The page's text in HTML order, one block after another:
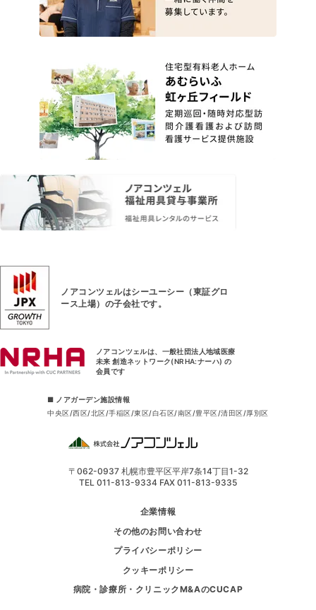
ノアコンツェルはシーユーシー（東証グロ
ース上場） の子会社です。
ノアコンツェルは、一般社団法人地域医療
未来 創造ネットワーク(NRHA:ナーハ) の
会員です
■ ノアガーデン施設情報
中央区 西区 北区 手稲区 東区 白石区 南区 豊平区 清田区 厚別区
〒062-0937 札幌市豊平区平岸7条14丁目1-32
TEL 011-813-9334 FAX 011-813-9335
企業情報
その他のお問い合わせ
プライバシーポリシー
クッキーポリシー
病院・診療所・クリニックM&AのCUCAP